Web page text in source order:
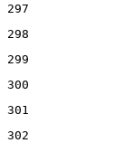
297
298
299
300
301
302